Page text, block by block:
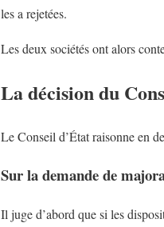
les a rejetées.
Les deux sociétés ont alors
La décision du
Le Conseil d’État raisonne en
Sur la demande de
Il juge d’abord que si les